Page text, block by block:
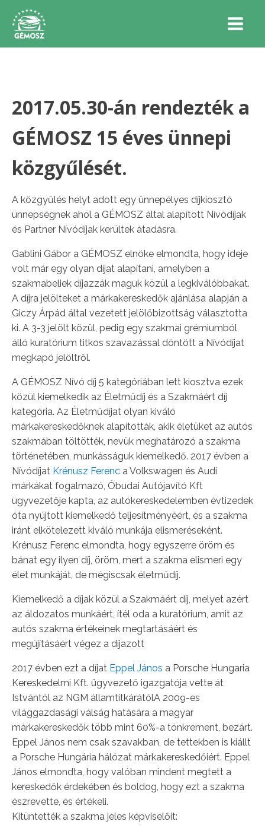
2017.05.30-án rendezték a
GÉMOSZ 15 éves ünnepi
közgyűlését.
A közgyűlés helyt adott egy ünnepélyes díjkiosztó
ünnepségnek ahol a GÉMOSZ által alapított Nívódíjak
és Partner Nívódíjak kerültek átadásra.
Gablini Gábor a GÉMOSZ elnöke elmondta, hogy ideje
volt már egy olyan díjat alapítani, amelyben a
szakmabeliek díjazzák maguk közül a legkiválóbbakat.
A díjra jelölteket a márkakereskedők ajánlása alapján a
Giczy Árpád által vezetett jelölőbizottság választotta
ki. A 3-3 jelölt közül, pedig egy szakmai grémiumból
álló kuratórium titkos szavazással döntött a Nívódíjat
megkapó jelöltről.
A GÉMOSZ Nívó díj 5 kategóriában lett kiosztva ezek
közül kiemelkedik az Életműdíj és a Szakmáért díj
kategória. Az Életműdíjat olyan kiváló
márkakereskedőknek alapították, akik életüket az autós
szakmában töltötték, nevük meghatározó a szakma
történetében, munkásságuk kiemelkedő. 2017 évben a
Nívódíjat Krénusz Ferenc a Volkswagen és Audi
márkákat fogalmazó, Óbudai Autójavító Kft
ügyvezetője kapta, az autókereskedelemben évtizedek
óta nyújtott kiemelkedő teljesítményéért, és a szakma
iránt elkötelezett kiváló munkája elismeréseként.
Krénusz Ferenc elmondta, hogy egyszerre öröm és
bánat egy ilyen díj, öröm, mert a szakma elismeri egy
élet munkáját, de mégiscsak életműdíj.
Kiemelkedő a díjak közül a Szakmáért díj, melyet azért
az áldozatos munkáért, ítél oda a kuratórium, amit az
autós szakma értékeinek megtartásáért és
megújításáért végez a díjazott
2017 évben ezt a díjat Eppel János a Porsche Hungaria
Kereskedelmi Kft. ügyvezető igazgatója vette át
Istvántól az NGM államtitkárátólA 2009-es
világgazdasági válság hatására a magyar
márkakereskedők több mint 60%-a tönkrement, bezárt.
Eppel János nem csak szavakban, de tettekben is kiállt
a Porsche Hungária hálózat márkakereskedőiért. Eppel
János elmondta, hogy valóban mindent megtett a
kereskedők érdekében és boldog, hogy ezt a szakma
észrevette, és értékeli.
Kitüntették a szakma jeles képviselőit: